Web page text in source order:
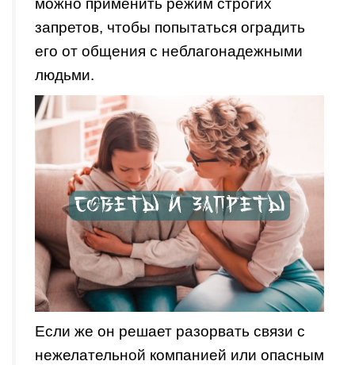
можно применить режим строгих
запретов, чтобы попытаться оградить
его от общения с неблагонадежными
людьми.
Если же он решает разорвать связи с
нежелательной компанией или опасным